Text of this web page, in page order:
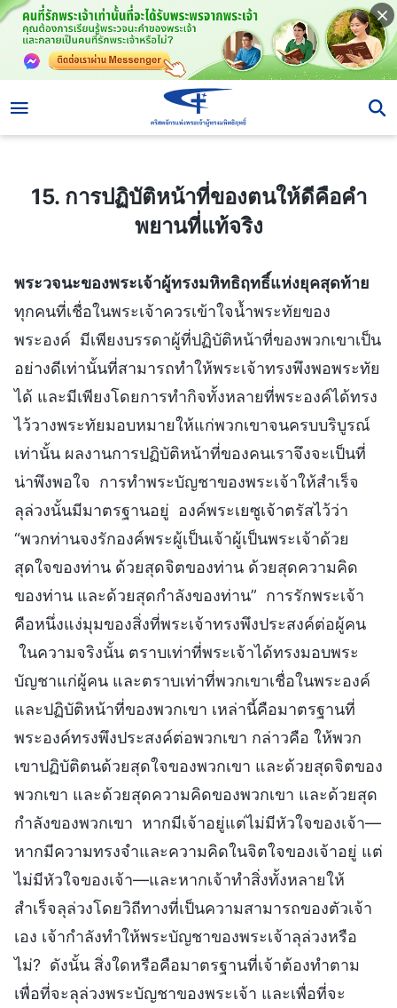
15. การปฏิบัติหน้าที่ของตนให้ดีคือคำพยานที่แท้จริง
15. การปฏิบัติหน้าที่ของตนให้ดีคือคำ
พยานที่แท้จริง
พระวจนะของพระเจ้าผู้ทรงมหิทธิฤทธิ์แห่งยุคสุดท้าย
ทุกคนที่เชื่อในพระเจ้าควรเข้าใจน้ำพระทัยของ
พระองค์ มีเพียงบรรดาผู้ที่ปฏิบัติหน้าที่ของพวกเขาเป็น
อย่างดีเท่านั้นที่สามารถทำให้พระเจ้าทรงพึงพอพระทัย
ได้ และมีเพียงโดยการทำกิจทั้งหลายที่พระองค์ได้ทรง
ไว้วางพระทัยมอบหมายให้แก่พวกเขาจนครบบริบูรณ์
เท่านั้น ผลงานการปฏิบัติหน้าที่ของคนเราจึงจะเป็นที่
น่าพึงพอใจ การทำพระบัญชาของพระเจ้าให้สำเร็จ
ลุล่วงนั้นมีมาตรฐานอยู่ องค์พระเยซูเจ้าตรัสไว้ว่า
“พวกท่านจงรักองค์พระผู้เป็นเจ้าผู้เป็นพระเจ้าด้วย
สุดใจของท่าน ด้วยสุดจิตของท่าน ด้วยสุดความคิด
ของท่าน และด้วยสุดกำลังของท่าน” การรักพระเจ้า
คือหนึ่งแง่มุมของสิ่งที่พระเจ้าทรงพึงประสงค์ต่อผู้คน
ในความจริงนั้น ตราบเท่าที่พระเจ้าได้ทรงมอบพระ
บัญชาแก่ผู้คน และตราบเท่าที่พวกเขาเชื่อในพระองค์
และปฏิบัติหน้าที่ของพวกเขา เหล่านี้คือมาตรฐานที่
พระองค์ทรงพึงประสงค์ต่อพวกเขา กล่าวคือ ให้พวก
เขาปฏิบัติตนด้วยสุดใจของพวกเขา และด้วยสุดจิตของ
พวกเขา และด้วยสุดความคิดของพวกเขา และด้วยสุด
กำลังของพวกเขา หากมีเจ้าอยู่แต่ไม่มีหัวใจของเจ้า—
หากมีความทรงจำและความคิดในจิตใจของเจ้าอยู่ แต่
ไม่มีหัวใจของเจ้า—และหากเจ้าทำสิ่งทั้งหลายให้
สำเร็จลุล่วงโดยวิถีทางที่เป็นความสามารถของตัวเจ้า
เอง เจ้ากำลังทำให้พระบัญชาของพระเจ้าลุล่วงหรือ
ไม่? ดังนั้น สิ่งใดหรือคือมาตรฐานที่เจ้าต้องทำตาม
เพื่อที่จะลุล่วงพระบัญชาของพระเจ้า และเพื่อที่จะ